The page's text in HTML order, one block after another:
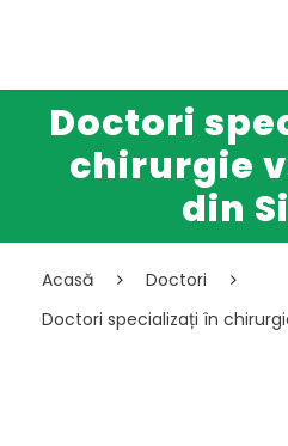
Doctori
chirurgie
din
Acasă
Doctori
Doctori specializați în